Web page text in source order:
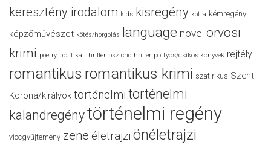
keresztény irodalom kids kisregény kotta kémregény
képzőművészet kötés/horgolás language novel orvosi
krimi poetry politikai thriller pszichothriller pöttyös/csíkos könyvek rejtély
romantikus romantikus krimi szatirikus Szent
Korona/királyok történelmi történelmi
kalandregénytörténelmi regény
viccgyűjtemény zene életrajzi önéletrajzi